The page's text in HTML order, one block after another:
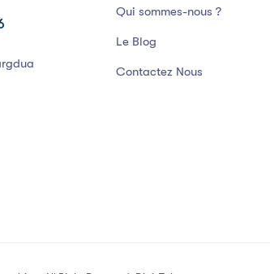
Qui sommes-nous ?
Le Blog
Contactez Nous